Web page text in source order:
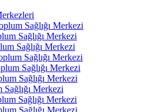
Sağlığı Merkezi
Sağlığı Merkezi
Sağlığı Merkezi
Sağlığı Merkezi
Sağlığı Merkezi
Sağlığı Merkezi
Merkezi
Sağlığı Merkezi
Sağlığı Merkezi